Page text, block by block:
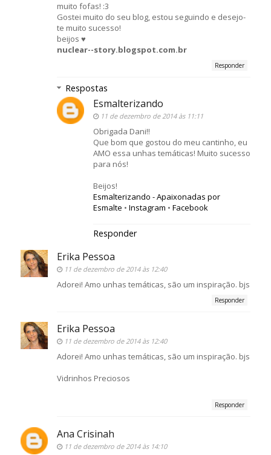
muito fofas! :3
Gostei muito do seu blog, estou seguindo e desejo-
te muito sucesso!
beijos ♥
nuclear--story.blogspot.com.br
Responder
Respostas
Esmalterizando
11 de dezembro de 2014 às 11:11
Obrigada Dani!!
Que bom que gostou do meu cantinho, eu
AMO essa unhas temáticas! Muito sucesso
para nós!
Beijos!
Esmalterizando - Apaixonadas por
Esmalte • Instagram • Facebook
Responder
Erika Pessoa
11 de dezembro de 2014 às 12:40
Adorei! Amo unhas temáticas, são um inspiração. bjs
Responder
Erika Pessoa
11 de dezembro de 2014 às 12:40
Adorei! Amo unhas temáticas, são um inspiração. bjs
Vidrinhos Preciosos
Responder
Ana Crisinah
11 de dezembro de 2014 às 14:10